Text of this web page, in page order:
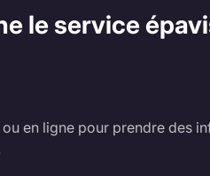
le service
en ligne pour prendre des